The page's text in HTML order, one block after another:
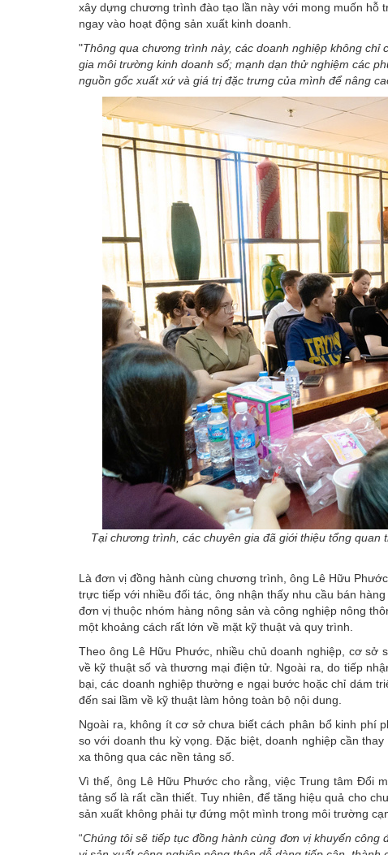
xây dựng chương trình đào tạo lần này với mong muốn hỗ
ngay vào hoạt động sản xuất kinh doanh.
"Thông qua chương trình này, các doanh nghiệp không
gia môi trường kinh doanh số; mạnh dạn thử nghiệm các
nguồn gốc xuất xứ và giá trị đặc trưng của mình để nâng
Tại chương trình, các chuyên gia đã giới thiệu tổng
Là đơn vị đồng hành cùng chương trình, ông Lê Hữu
trực tiếp với nhiều đối tác, ông nhận thấy nhu cầu bán
đơn vị thuộc nhóm hàng nông sản và công nghiệp nông
một khoảng cách rất lớn về mặt kỹ thuật và quy trình.
Theo ông Lê Hữu Phước, nhiều chủ doanh nghiệp, cơ sở
về kỹ thuật số và thương mại điện tử. Ngoài ra, do tiếp
bại, các doanh nghiệp thường e ngại bước hoặc chỉ dám
đến sai lầm về kỹ thuật làm hỏng toàn bộ nội dung.
Ngoài ra, không ít cơ sở chưa biết cách phân bổ kinh phí
so với doanh thu kỳ vọng. Đặc biệt, doanh nghiệp cần
xa thông qua các nền tảng số.
Vì thế, ông Lê Hữu Phước cho rằng, việc Trung tâm Đổi
tảng số là rất cần thiết. Tuy nhiên, để tăng hiệu quả cho
sản xuất không phải tự đứng một mình trong môi trường
“Chúng tôi sẽ tiếp tục đồng hành cùng đơn vị khuyến